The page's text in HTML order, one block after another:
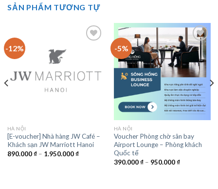
SẢN PHẨM TƯƠNG TỰ
-12%
Add to wishlist
HÀ NỘI
[E-voucher] Nhà hàng JW Café –
Khách sạn JW Marriott Hanoi
890.000₫ – 1.950.000₫Khoảng
-5%
Add to wishlist
HÀ NỘI
Voucher Phòng chờ sân bay
Airport Lounge – Phòng khách
Quốc tế
390.000₫ – 950.000₫Khoảng